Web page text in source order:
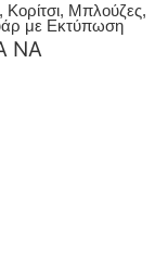
, Κορίτσι, Μπλούζες,
με Εκτύπωση
ΝΑ